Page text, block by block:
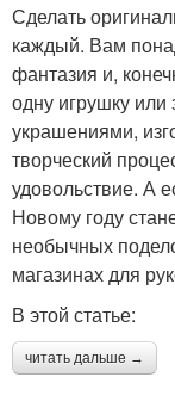
Сделать
каждый. Вам
фантазия и,
одну игрушку или
украшениями,
творческий
удовольствие. А
Новому году
необычных
магазинах для
В этой статье:
читать дальше →